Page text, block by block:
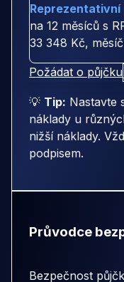
Reprezentativní
na 12 měsíců s
33 348 Kč,
Požádat o půjčku
💡 Tip: Nastavte
náklady u
nižší náklady.
podpisem.
Průvodce
Bezpečnost